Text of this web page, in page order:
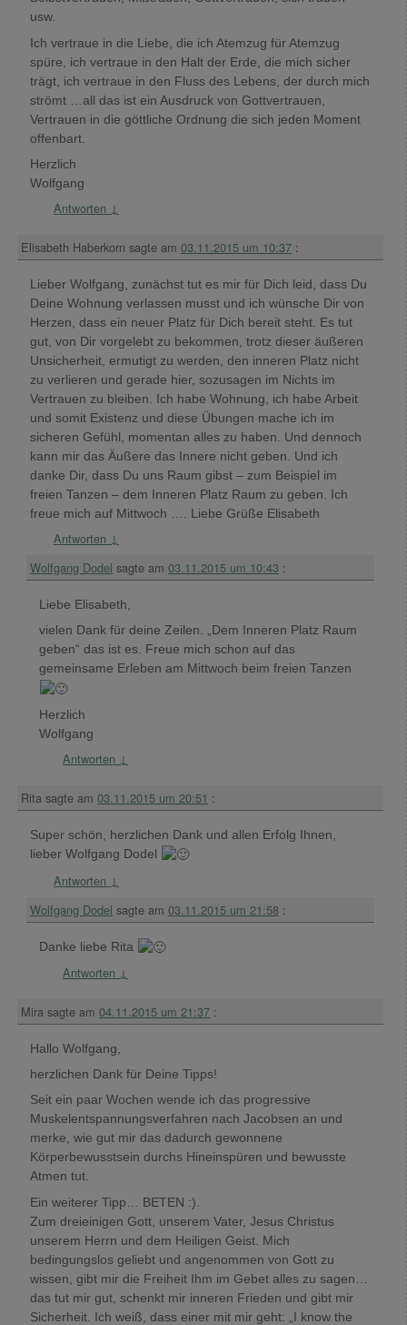
usw.
Ich vertraue in die Liebe, die ich Atemzug für Atemzug
spüre, ich vertraue in den Halt der Erde, die mich sicher
trägt, ich vertraue in den Fluss des Lebens, der durch mich
strömt …all das ist ein Ausdruck von Gottvertrauen,
Vertrauen in die göttliche Ordnung die sich jeden Moment
offenbart.
Herzlich
Wolfgang
Antworten ↓
Elisabeth Haberkorn sagte am 03.11.2015 um 10:37 :
Lieber Wolfgang, zunächst tut es mir für Dich leid, dass Du
Deine Wohnung verlassen musst und ich wünsche Dir von
Herzen, dass ein neuer Platz für Dich bereit steht. Es tut
gut, von Dir vorgelebt zu bekommen, trotz dieser äußeren
Unsicherheit, ermutigt zu werden, den inneren Platz nicht
zu verlieren und gerade hier, sozusagen im Nichts im
Vertrauen zu bleiben. Ich habe Wohnung, ich habe Arbeit
und somit Existenz und diese Übungen mache ich im
sicheren Gefühl, momentan alles zu haben. Und dennoch
kann mir das Äußere das Innere nicht geben. Und ich
danke Dir, dass Du uns Raum gibst – zum Beispiel im
freien Tanzen – dem Inneren Platz Raum zu geben. Ich
freue mich auf Mittwoch …. Liebe Grüße Elisabeth
Antworten ↓
Wolfgang Dodel sagte am 03.11.2015 um 10:43 :
Liebe Elisabeth,
vielen Dank für deine Zeilen. „Dem Inneren Platz Raum
geben“ das ist es. Freue mich schon auf das
gemeinsame Erleben am Mittwoch beim freien Tanzen
Herzlich
Wolfgang
Antworten ↓
Rita sagte am 03.11.2015 um 20:51 :
Super schön, herzlichen Dank und allen Erfolg Ihnen,
lieber Wolfgang Dodel
Antworten ↓
Wolfgang Dodel sagte am 03.11.2015 um 21:58 :
Danke liebe Rita
Antworten ↓
Mira sagte am 04.11.2015 um 21:37 :
Hallo Wolfgang,
herzlichen Dank für Deine Tipps!
Seit ein paar Wochen wende ich das progressive
Muskelentspannungsverfahren nach Jacobsen an und
merke, wie gut mir das dadurch gewonnene
Körperbewusstsein durchs Hineinspüren und bewusste
Atmen tut.
Ein weiterer Tipp… BETEN :).
Zum dreieinigen Gott, unserem Vater, Jesus Christus
unserem Herrn und dem Heiligen Geist. Mich
bedingungslos geliebt und angenommen von Gott zu
wissen, gibt mir die Freiheit Ihm im Gebet alles zu sagen…
das tut mir gut, schenkt mir inneren Frieden und gibt mir
Sicherheit. Ich weiß, dass einer mit mir geht: „I know the